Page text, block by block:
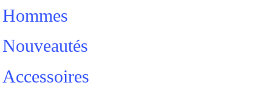
Hommes
Nouveautés
Accessoires